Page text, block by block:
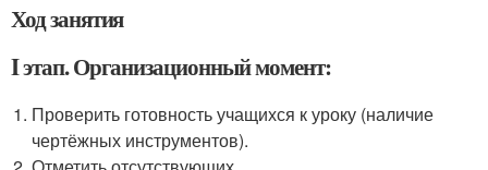
Ход занятия
I этап. Организационный момент:
Проверить готовность учащихся к уроку (наличие
чертёжных инструментов).